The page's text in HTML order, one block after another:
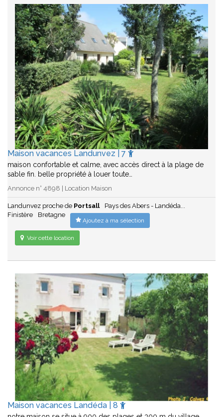
Maison vacances Landunvez | 7
maison confortable et calme, avec accès direct à la plage de
sable fin. belle propriété à louer toute…
Annonce n° 4898 | Location Maison
Landunvez proche de Portsall
Pays des Abers - Landéda...
Finistère
Bretagne
Ajoutez à ma sélection
Voir cette location
Maison vacances Landéda | 8